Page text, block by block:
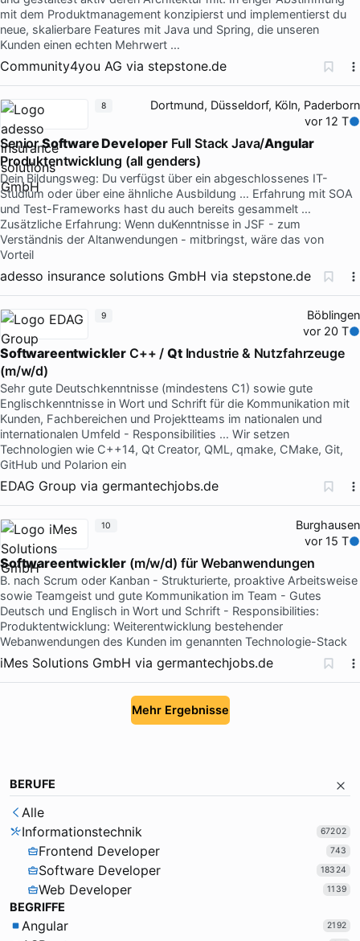
mit dem Produktmanagement konzipierst und implementierst du
neue, skalierbare Features mit Java und Spring, die unseren
Kunden einen echten Mehrwert …
Community4you AG via stepstone.de
Dortmund, Düsseldorf, Köln, Paderborn
vor 12 T
SeniorSoftware Developer Full Stack Java/Angular
Produktentwicklung (all genders)
Dein Bildungsweg: Du verfügst über ein abgeschlossenes IT-
Studium oder über eine ähnliche Ausbildung … Erfahrung mit SOA
und Test-Frameworks hast du auch bereits gesammelt …
Zusätzliche Erfahrung: Wenn duKenntnisse in JSF - zum
Verständnis der Altanwendungen - mitbringst, wäre das von
Vorteil
adesso insurance solutions GmbH via stepstone.de
8
Böblingen
vor 20 T
Softwareentwickler C++ /QtIndustrie & Nutzfahrzeuge
(m/w/d)
Sehr gute Deutschkenntnisse (mindestens C1) sowie gute
Englischkenntnisse in Wort und Schrift für die Kommunikation mit
Kunden, Fachbereichen und Projektteams im nationalen und
internationalen Umfeld - Responsibilities … Wir setzen
Technologien wie C++14, Qt Creator, QML, qmake, CMake, Git,
GitHub und Polarion ein
EDAG Group via germantechjobs.de
9
Burghausen
vor 15 T
Softwareentwickler (m/w/d) für Webanwendungen
B. nach Scrum oder Kanban - Strukturierte, proaktive Arbeitsweise
sowie Teamgeist und gute Kommunikation im Team - Gutes
Deutsch und Englisch in Wort und Schrift - Responsibilities:
Produktentwicklung: Weiterentwicklung bestehender
Webanwendungen des Kunden im genannten Technologie-Stack
iMes Solutions GmbH via germantechjobs.de
10
Mehr Ergebnisse
BERUFE
Alle
Informationstechnik
67202
Frontend Developer 743
Software Developer 18324
Web Developer 1139
BEGRIFFE
Angular 2192